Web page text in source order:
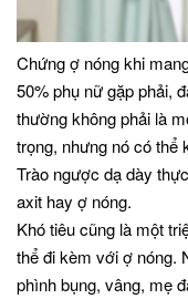
Chứng ợ nóng khi
50% phụ nữ gặp phải,
thường không phải là
trọng, nhưng nó có thể
Trào ngược dạ dày
axit hay ợ nóng.
Khó tiêu cũng là một
thể đi kèm với ợ nóng.
phình bụng, vâng, mẹ